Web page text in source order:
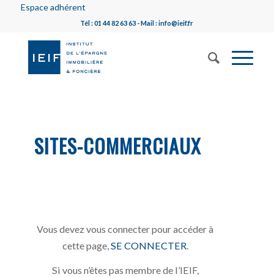
Espace adhérent
Tél : 01 44 82 63 63 - Mail : info@ieif.fr
SITES-COMMERCIAUX
Vous devez vous connecter pour accéder à
cette page, SE CONNECTER
Si vous n’êtes pas membre de l’IEIF,